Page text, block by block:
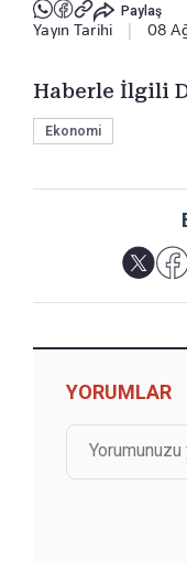
Paylaş
Yayın Tarihi 08
Haberle İlgili
Ekonomi
YORUMLAR